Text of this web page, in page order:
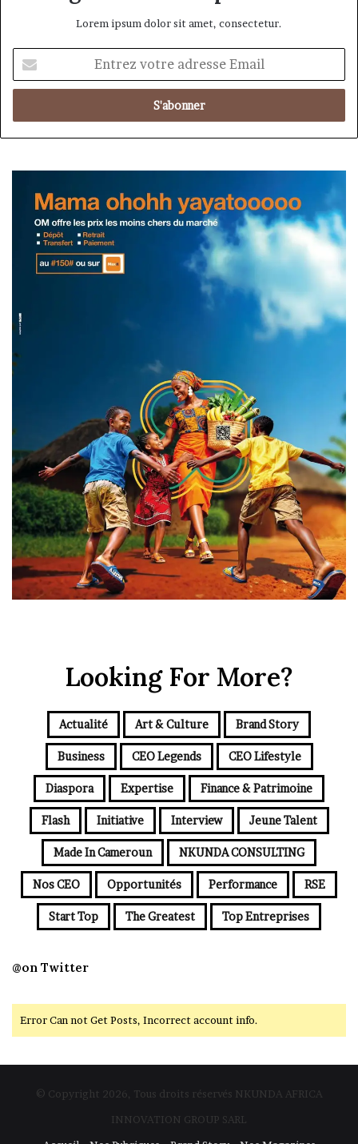
Lorem ipsum dolor sit amet, consectetur.
votre
adresse
Looking For More?
Actualité Art & Culture Brand Story
Business CEO Legends CEO Lifestyle
Diaspora Expertise Finance & Patrimoine
Flash Initiative Interview Jeune Talent
Made In Cameroun NKUNDA CONSULTING
Nos CEO Opportunités Performance RSE
Start Top The Greatest Top Entreprises
@on Twitter
Error Can not Get Posts, Incorrect account info.
© Copyright 2026, Tous droits réservés NKUNDA AFRICA
INNOVATION GROUP SARL